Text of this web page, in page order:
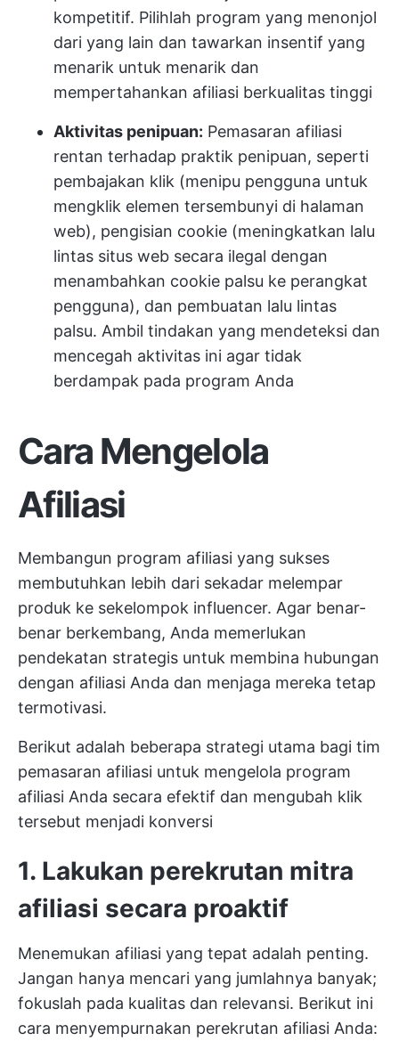
kompetitif. Pilihlah program yang menonjol
dari yang lain dan tawarkan insentif yang
menarik untuk menarik dan
mempertahankan afiliasi berkualitas tinggi
Aktivitas penipuan: Pemasaran afiliasi
rentan terhadap praktik penipuan, seperti
pembajakan klik (menipu pengguna untuk
mengklik elemen tersembunyi di halaman
web), pengisian cookie (meningkatkan lalu
lintas situs web secara ilegal dengan
menambahkan cookie palsu ke perangkat
pengguna), dan pembuatan lalu lintas
palsu. Ambil tindakan yang mendeteksi dan
mencegah aktivitas ini agar tidak
berdampak pada program Anda
Cara Mengelola
Afiliasi
Membangun program afiliasi yang sukses
membutuhkan lebih dari sekadar melempar
produk ke sekelompok influencer. Agar benar-
benar berkembang, Anda memerlukan
pendekatan strategis untuk membina hubungan
dengan afiliasi Anda dan menjaga mereka tetap
termotivasi.
Berikut adalah beberapa strategi utama bagi tim
pemasaran afiliasi untuk mengelola program
afiliasi Anda secara efektif dan mengubah klik
tersebut menjadi konversi
1. Lakukan perekrutan mitra
afiliasi secara proaktif
Menemukan afiliasi yang tepat adalah penting.
Jangan hanya mencari yang jumlahnya banyak;
fokuslah pada kualitas dan relevansi. Berikut ini
cara menyempurnakan perekrutan afiliasi Anda: